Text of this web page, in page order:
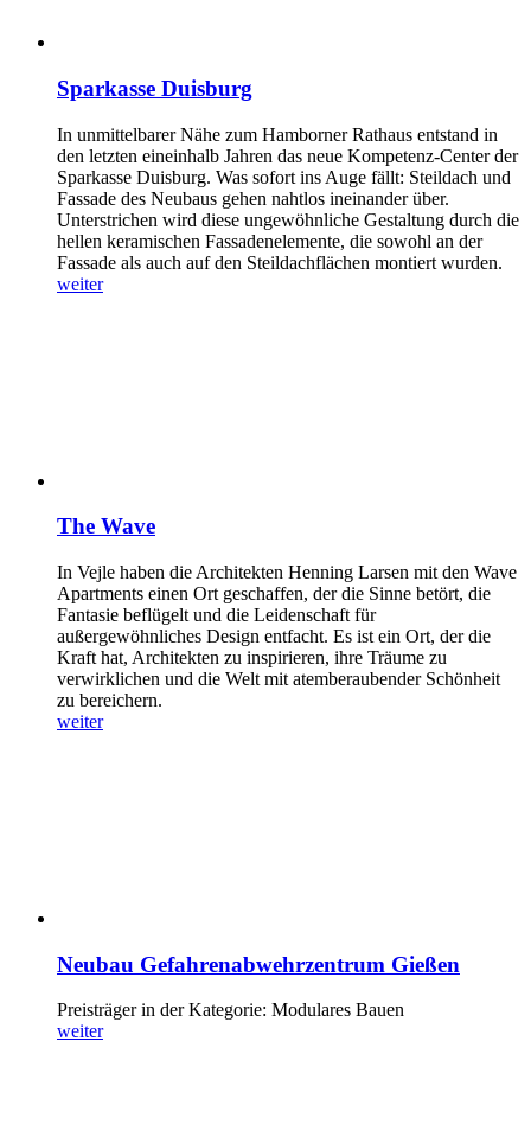
Sparkasse Duisburg
In unmittelbarer Nähe zum Hamborner Rathaus entstand in
den letzten eineinhalb Jahren das neue Kompetenz-Center der
Sparkasse Duisburg. Was sofort ins Auge fällt: Steildach und
Fassade des Neubaus gehen nahtlos ineinander über.
Unterstrichen wird diese ungewöhnliche Gestaltung durch die
hellen keramischen Fassadenelemente, die sowohl an der
Fassade als auch auf den Steildachflächen montiert wurden.
weiter
The Wave
In Vejle haben die Architekten Henning Larsen mit den Wave
Apartments einen Ort geschaffen, der die Sinne betört, die
Fantasie beflügelt und die Leidenschaft für
außergewöhnliches Design entfacht. Es ist ein Ort, der die
Kraft hat, Architekten zu inspirieren, ihre Träume zu
verwirklichen und die Welt mit atemberaubender Schönheit
zu bereichern.
weiter
Neubau Gefahrenabwehrzentrum Gießen
Preisträger in der Kategorie: Modulares Bauen
weiter